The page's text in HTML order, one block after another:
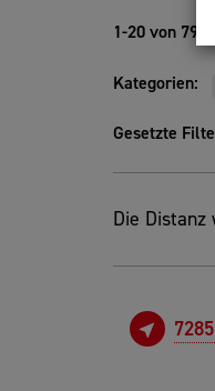
1-20 von 791
Kategorien:
Gesetzte
Die